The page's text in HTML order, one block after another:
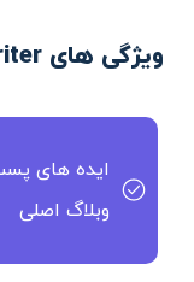
ویژگی های WriterAI: Content Writer
ایده های
وبلاگ اصلی